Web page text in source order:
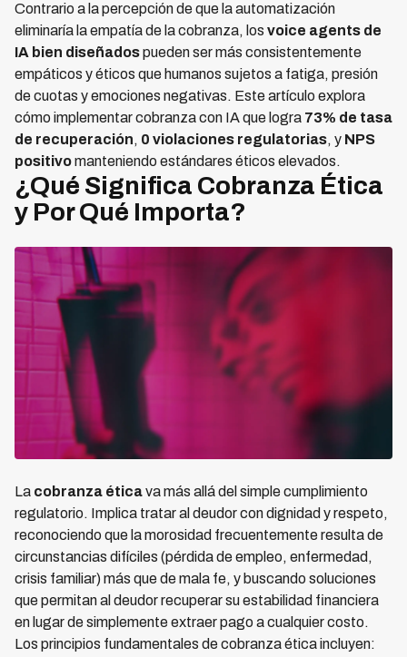
Contrario a la percepción de que la automatización
eliminaría la empatía de la cobranza, los voice agents de
IA bien diseñadospueden ser más consistentemente
empáticos y éticos que humanos sujetos a fatiga, presión
de cuotas y emociones negativas. Este artículo explora
cómo implementar cobranza con IA que logra 73% de tasa
de recuperación, 0 violaciones regulatorias, y NPS
positivomanteniendo estándares éticos elevados.
¿Qué Significa Cobranza Ética
y Por Qué Importa?
La cobranza éticava más allá del simple cumplimiento
regulatorio. Implica tratar al deudor con dignidad y respeto,
reconociendo que la morosidad frecuentemente resulta de
circunstancias difíciles (pérdida de empleo, enfermedad,
crisis familiar) más que de mala fe, y buscando soluciones
que permitan al deudor recuperar su estabilidad financiera
en lugar de simplemente extraer pago a cualquier costo.
Los principios fundamentales de cobranza ética incluyen: